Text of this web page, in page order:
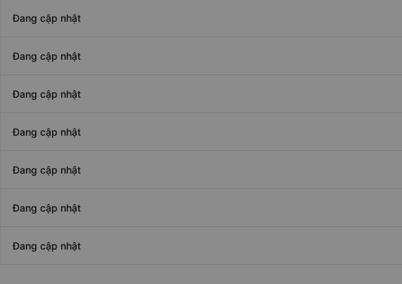
Đang cập nhật
Đang cập nhật
Đang cập nhật
Đang cập nhật
Đang cập nhật
Đang cập nhật
Đang cập nhật